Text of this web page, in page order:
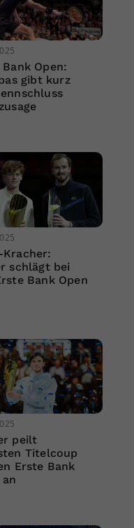
Open:
gibt kurz
Kracher:
schlägt bei
Bank Open
peilt
Titelcoup
Erste Bank
an